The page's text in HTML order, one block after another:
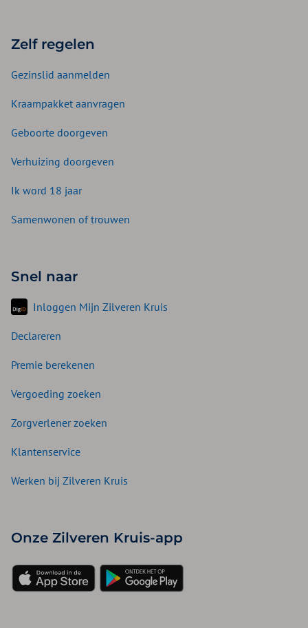
Zelf regelen
Gezinslid aanmelden
Kraampakket aanvragen
Geboorte doorgeven
Verhuizing doorgeven
Ik word 18 jaar
Samenwonen of trouwen
Snel naar
Inloggen Mijn Zilveren Kruis
Declareren
Premie berekenen
Vergoeding zoeken
Zorgverlener zoeken
Klantenservice
Werken bij Zilveren Kruis
Onze Zilveren Kruis-app